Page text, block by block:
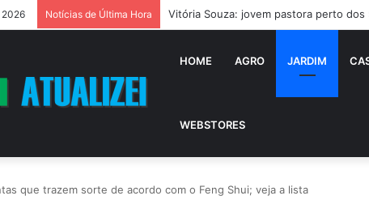
Notícias de Última Hora Vitória Souza: jovem pastora perto dos
HOME AGRO JARDIM
WEBSTORES
que trazem sorte de acordo com o Feng Shui; veja a lista